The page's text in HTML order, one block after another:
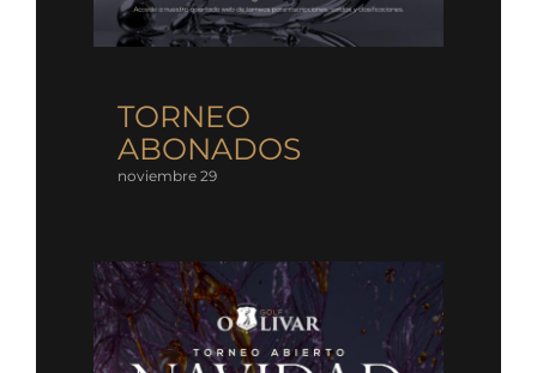
TORNEO
ABONADOS
noviembre 29